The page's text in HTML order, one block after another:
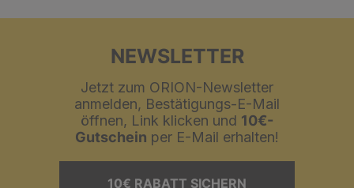
NEWSLETTER
Jetzt zum ORION-Newsletter
anmelden, Bestätigungs-E-Mail
öffnen, Link klicken und 10€-
Gutschein per E-Mail erhalten!
10€ RABATT SICHERN